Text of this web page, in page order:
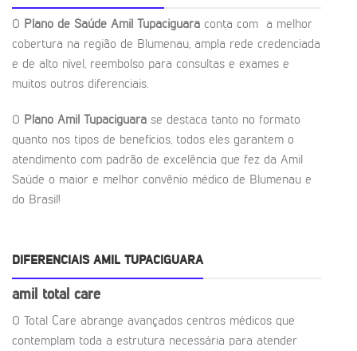
O Plano de Saúde Amil Tupaciguara conta com a melhor
cobertura na região de Blumenau, ampla rede credenciada
e de alto nível, reembolso para consultas e exames e
muitos outros diferenciais.
O Plano Amil Tupaciguara se destaca tanto no formato
quanto nos tipos de benefícios, todos eles garantem o
atendimento com padrão de excelência que fez da Amil
Saúde o maior e melhor convênio médico de Blumenau e
do Brasil!
DIFERENCIAIS AMIL TUPACIGUARA
amil total care
O Total Care abrange avançados centros médicos que
contemplam toda a estrutura necessária para atender